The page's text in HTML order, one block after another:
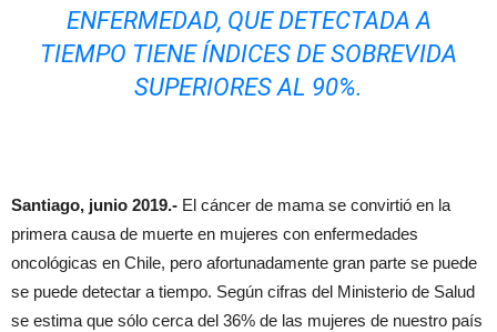
ENFERMEDAD, QUE DETECTADA A
TIEMPO TIENE ÍNDICES DE SOBREVIDA
SUPERIORES AL 90%.
Santiago, junio 2019.- El cáncer de mama se convirtió en la
primera causa de muerte en mujeres con enfermedades
oncológicas en Chile, pero afortunadamente gran parte se puede
se puede detectar a tiempo. Según cifras del Ministerio de Salud
se estima que sólo cerca del 36% de las mujeres de nuestro país